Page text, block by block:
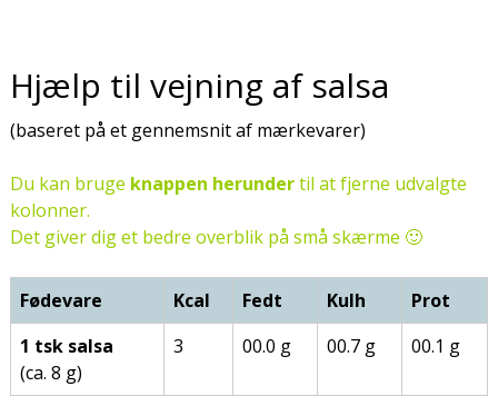
Hjælp til vejning af salsa
(baseret på et gennemsnit af mærkevarer)
Du kan bruge knappen herundertil at fjerne udvalgte
kolonner.
Det giver dig et bedre overblik på små skærme 🙂
Fødevare Kcal Fedt Kulh
Prot
1 tsk salsa
(ca. 8 g)
3 00.0 g 00.7 g 00.1 g